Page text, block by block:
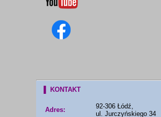
▌ KONTAKT
Adres:
92-306 Łódź,
ul. Jurczyńskiego 34